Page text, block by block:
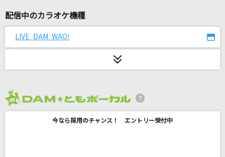
くりてぃかるぷりちー
Kiss Plan
配信中のカラオケ機種
LIVE DAM WAO!
今なら採用のチャンス！ エントリー受付中